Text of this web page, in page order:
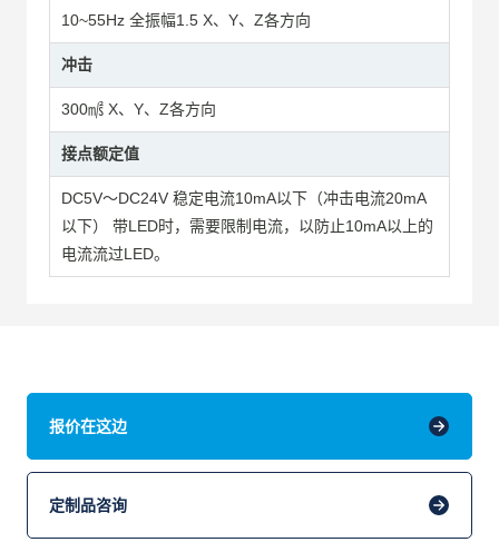
10~55Hz 全振幅1.5 X、Y、Z各方向
冲击
300㎨ X、Y、Z各方向
接点额定值
DC5V～DC24V 稳定电流10mA以下（冲击电流20mA
以下） 带LED时，需要限制电流，以防止10mA以上的
电流流过LED。
报价在这边
定制品咨询